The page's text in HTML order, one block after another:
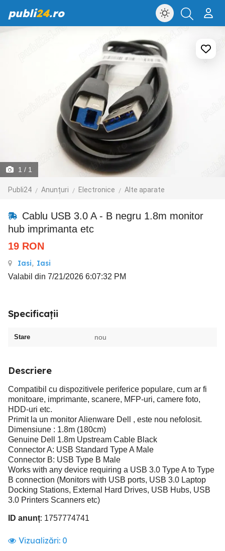
publi24.ro
1 / 1
Publi24 Anunțuri Electronice Alte aparate
Cablu USB 3.0 A - B negru 1.8m monitor
hub imprimanta etc
19 RON
Iasi, Iasi
Valabil din 7/21/2026 6:07:32 PM
Specificații
Stare nou
Descriere
Compatibil cu dispozitivele periferice populare, cum ar fi
monitoare, imprimante, scanere, MFP-uri, camere foto,
HDD-uri etc.
Primit la un monitor Alienware Dell , este nou nefolosit.
Dimensiune : 1.8m (180cm)
Genuine Dell 1.8m Upstream Cable Black
Connector A: USB Standard Type A Male
Connector B: USB Type B Male
Works with any device requiring a USB 3.0 Type A to Type
B connection (Monitors with USB ports, USB 3.0 Laptop
Docking Stations, External Hard Drives, USB Hubs, USB
3.0 Printers Scanners etc)
ID anunț: 1757774741
Vizualizări: 0